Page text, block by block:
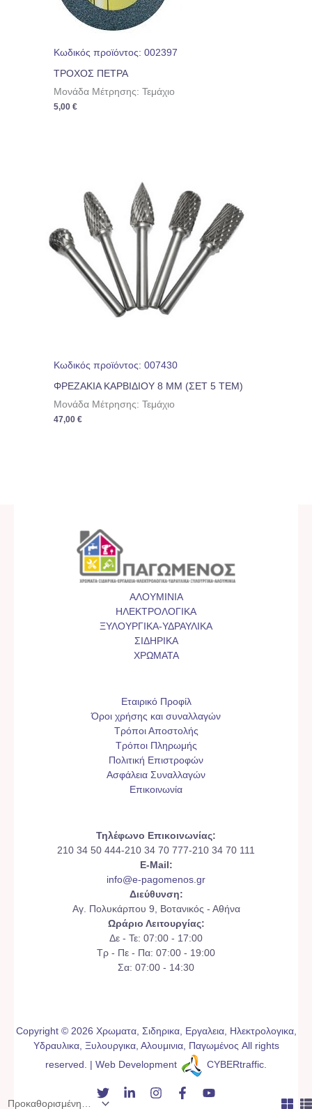
Κωδικός προϊόντος: 002397
ΤΡΟΧΟΣ ΠΕΤΡΑ
Μονάδα Μέτρησης: Τεμάχιο
5,00€
Κωδικός προϊόντος: 007430
ΦΡΕΖΑΚΙΑ ΚΑΡΒΙΔΙΟΥ 8 ΜΜ (ΣΕΤ 5 ΤΕΜ)
Μονάδα Μέτρησης: Τεμάχιο
47,00€
ΑΛΟΥΜΙΝΙΑ
ΗΛΕΚΤΡΟΛΟΓΙΚΑ
ΞΥΛΟΥΡΓΙΚΑ-ΥΔΡΑΥΛΙΚΑ
ΣΙΔΗΡΙΚΑ
ΧΡΩΜΑΤΑ
Εταιρικό Προφίλ
Όροι χρήσης και συναλλαγών
Τρόποι Αποστολής
Τρόποι Πληρωμής
Πολιτική Επιστροφών
Ασφάλεια Συναλλαγών
Επικοινωνία
Τηλέφωνο Επικοινωνίας:
210 34 50 444-210 34 70 777-210 34 70 111
E-Mail:
info@e-pagomenos.gr
Διεύθυνση:
Αγ. Πολυκάρπου 9, Βοτανικός - Αθήνα
Ωράριο Λειτουργίας:
Δε - Τε: 07:00 - 17:00
Τρ - Πε - Πα: 07:00 - 19:00
Σα: 07:00 - 14:30
Copyright © 2026 Χρωματα, Σιδηρικα, Εργαλεια, Ηλεκτρολογικα,
Υδραυλικα, Ξυλουργικα, Αλουμινια, Παγωμένος All rights
reserved. | Web Development
CYBERtraffic.